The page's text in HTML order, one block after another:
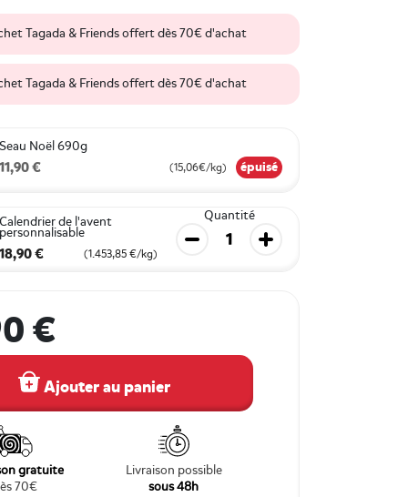
Tagada & Friends offert dès 70€ d'achat
Tagada & Friends offert dès 70€ d'achat
Seau Noël 690g
11,90 € (15,06€/kg) épuisé
Calendrier de l'avent
personnalisable
18,90 € (1.453,85 €/kg)
Quantité
Diminuer la quantitéAugmenter la quantité
€
Ajouter au panier
gratuite
70€
Livraison possible
sous 48h